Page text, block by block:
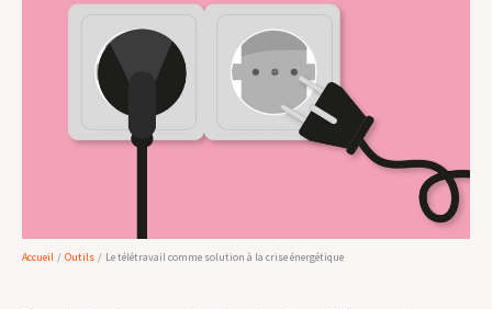
Accueil Outils Le télétravail comme solution à la crise énergétique